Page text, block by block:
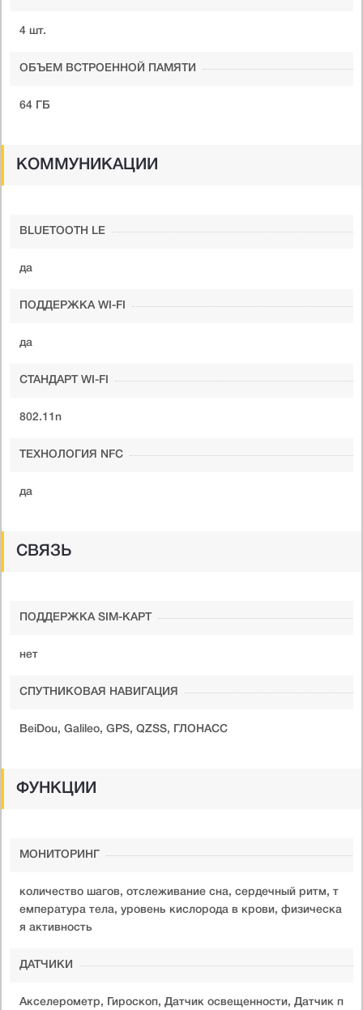
4 шт.
ОБЪЕМ ВСТРОЕННОЙ ПАМЯТИ
64 ГБ
КОММУНИКАЦИИ
BLUETOOTH LE
да
ПОДДЕРЖКА WI-FI
да
СТАНДАРТ WI-FI
802.11n
ТЕХНОЛОГИЯ NFC
да
СВЯЗЬ
ПОДДЕРЖКА SIM-КАРТ
нет
СПУТНИКОВАЯ НАВИГАЦИЯ
BeiDou, Galileo, GPS, QZSS, ГЛОНАСС
ФУНКЦИИ
МОНИТОРИНГ
количество шагов, отслеживание сна, сердечный ритм, т
емпература тела, уровень кислорода в крови, физическа
я активность
ДАТЧИКИ
Акселерометр, Гироскоп, Датчик освещенности, Датчик п